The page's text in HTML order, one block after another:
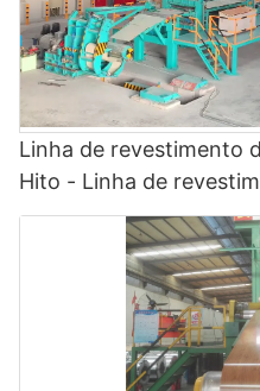
Linha de revestimento
Hito - Linha de
polivinilideno e linha